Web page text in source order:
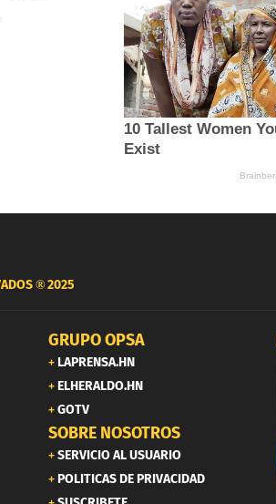
®2025
GRUPO OPSA
LAPRENSA.HN
ELHERALDO.HN
GOTV
SOBRE NOSOTROS
SERVICIO AL USUARIO
POLITICAS DE PRIVACIDAD